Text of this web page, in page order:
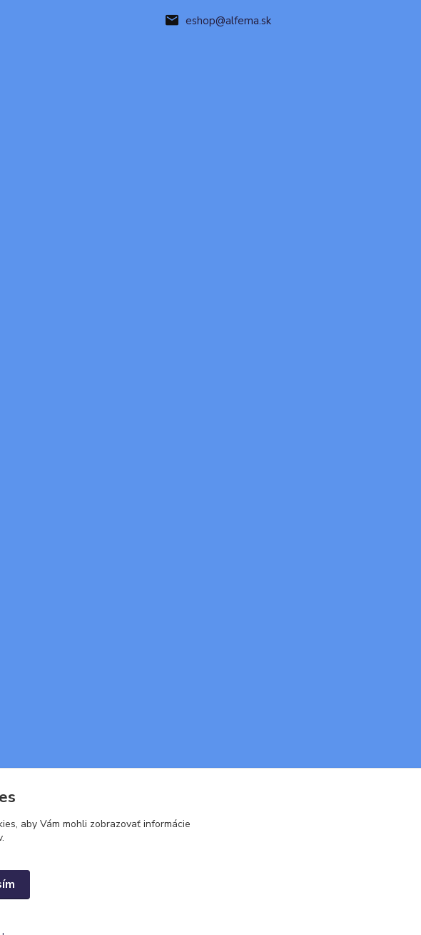
eshop@alfema.sk
aby Vám mohli zobrazovať informácie